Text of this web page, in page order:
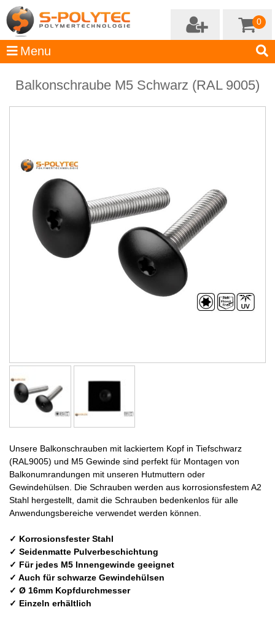
0
Balkonschraube M5 Schwarz (RAL 9005)
Unsere Balkonschrauben mit lackiertem Kopf in Tiefschwarz
(RAL9005) und M5 Gewinde sind perfekt für Montagen von
Balkonumrandungen mit unseren Hutmuttern oder
Gewindehülsen. Die Schrauben werden aus korrosionsfestem A2
Stahl hergestellt, damit die Schrauben bedenkenlos für alle
Anwendungsbereiche verwendet werden können.
✓ Korrosionsfester Stahl
✓ Seidenmatte Pulverbeschichtung
✓ Für jedes M5 Innengewinde geeignet
✓ Auch für schwarze Gewindehülsen
✓ Ø 16mm Kopfdurchmesser
✓ Einzeln erhältlich